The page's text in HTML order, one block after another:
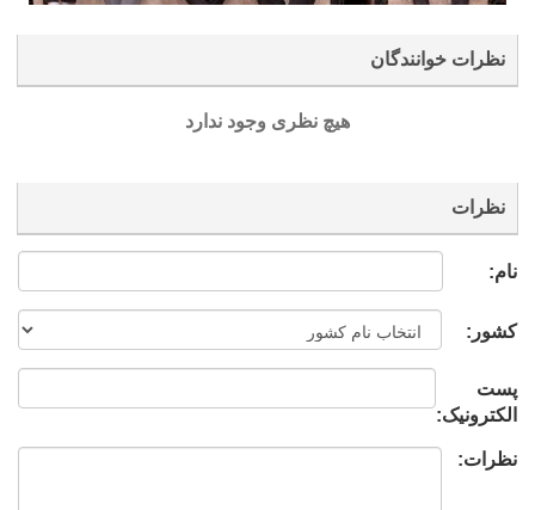
نظرات خوانندگان
هیچ نظری وجود ندارد
نظرات
نام:
کشور:
پست
الکترونیک:
نظرات: